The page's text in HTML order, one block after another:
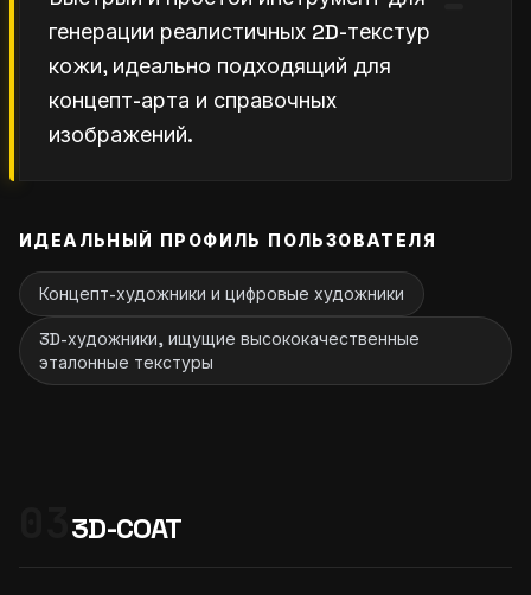
генерации реалистичных 2D-текстур
кожи, идеально подходящий для
концепт-арта и справочных
изображений.
ИДЕАЛЬНЫЙ ПРОФИЛЬ ПОЛЬЗОВАТЕЛЯ
Концепт-художники и цифровые художники
3D-художники, ищущие высококачественные
эталонные текстуры
3D-COAT